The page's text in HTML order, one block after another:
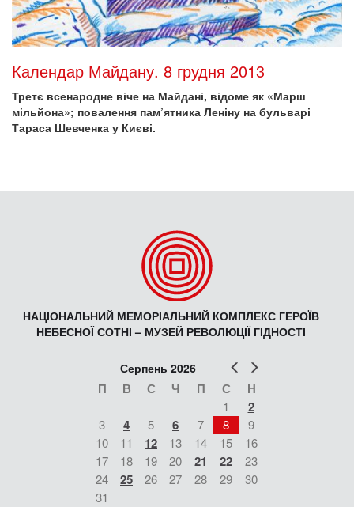
Календар Майдану. 8 грудня 2013
Третє всенародне віче на Майдані, відоме як «Марш
мільйона»; повалення пам’ятника Леніну на бульварі
Тараса Шевченка у Києві.
НАЦІОНАЛЬНИЙ МЕМОРІАЛЬНИЙ КОМПЛЕКС ГЕРОЇВ
НЕБЕСНОЇ СОТНІ – МУЗЕЙ РЕВОЛЮЦІЇ ГІДНОСТІ
Попер
Серпень 2026
П В С Ч П С Н
1 2
3 4 5 6 7 8
9
10
11 12 13 14 15
16
17
18 19 20 21 22
23
24
25 26 27 28 29
30
31